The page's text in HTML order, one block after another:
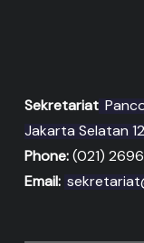
Sekretariat
Jakarta Selatan
Phone:(021)
Email: